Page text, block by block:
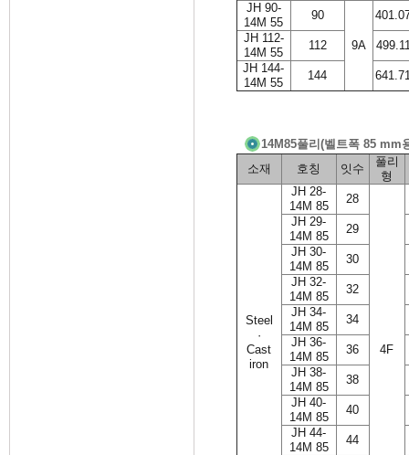
JH 90-
14M 55
90
9A
JH 112-
14M 55
112
JH 144-
14M 55
144
14M85풀리(벨트폭 85 mm
소재
호칭 잇수
풀리
형
Steel
·
Cast
iron
JH 28-
14M 85
28
4F
JH 29-
14M 85
29
JH 30-
14M 85
30
JH 32-
14M 85
32
JH 34-
14M 85
34
JH 36-
14M 85
36
JH 38-
14M 85
38
JH 40-
14M 85
40
JH 44-
14M 85
44